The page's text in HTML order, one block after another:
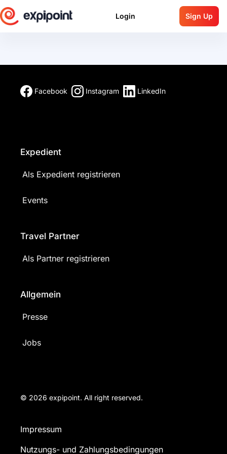
Login Sign Up
Facebook Instagram LinkedIn
Expedient
Als Expedient registrieren
Events
Travel Partner
Als Partner registrieren
Allgemein
Presse
Jobs
© 2026 expipoint. All right reserved.
Impressum
Nutzungs- und Zahlungsbedingungen